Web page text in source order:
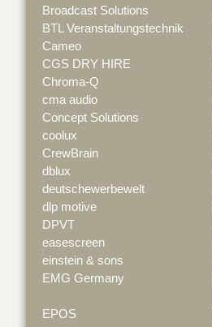
Broadcast Solutions
BTL Veranstaltungstechnik
Cameo
CGS DRY HIRE
Chroma-Q
cma audio
Concept Solutions
coolux
CrewBrain
dblux
deutschewerbewelt
dlp motive
DPVT
easescreen
einstein & sons
EMG Germany
EPOS